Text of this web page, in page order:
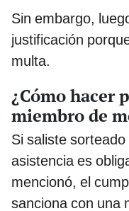
Sin embargo,
justificación
multa.
¿Cómo hacer
miembro de
Si saliste
asistencia es
mencionó, el
sanciona con una